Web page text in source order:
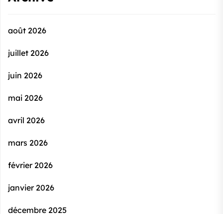
août 2026
juillet 2026
juin 2026
mai 2026
avril 2026
mars 2026
février 2026
janvier 2026
décembre 2025